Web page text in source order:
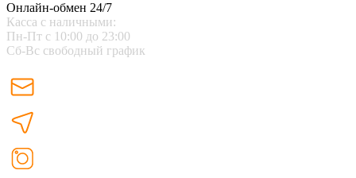
Онлайн-обмен 24/7
Касса с наличными:
Пн-Пт с 10:00 до 23:00
Сб-Вс свободный график